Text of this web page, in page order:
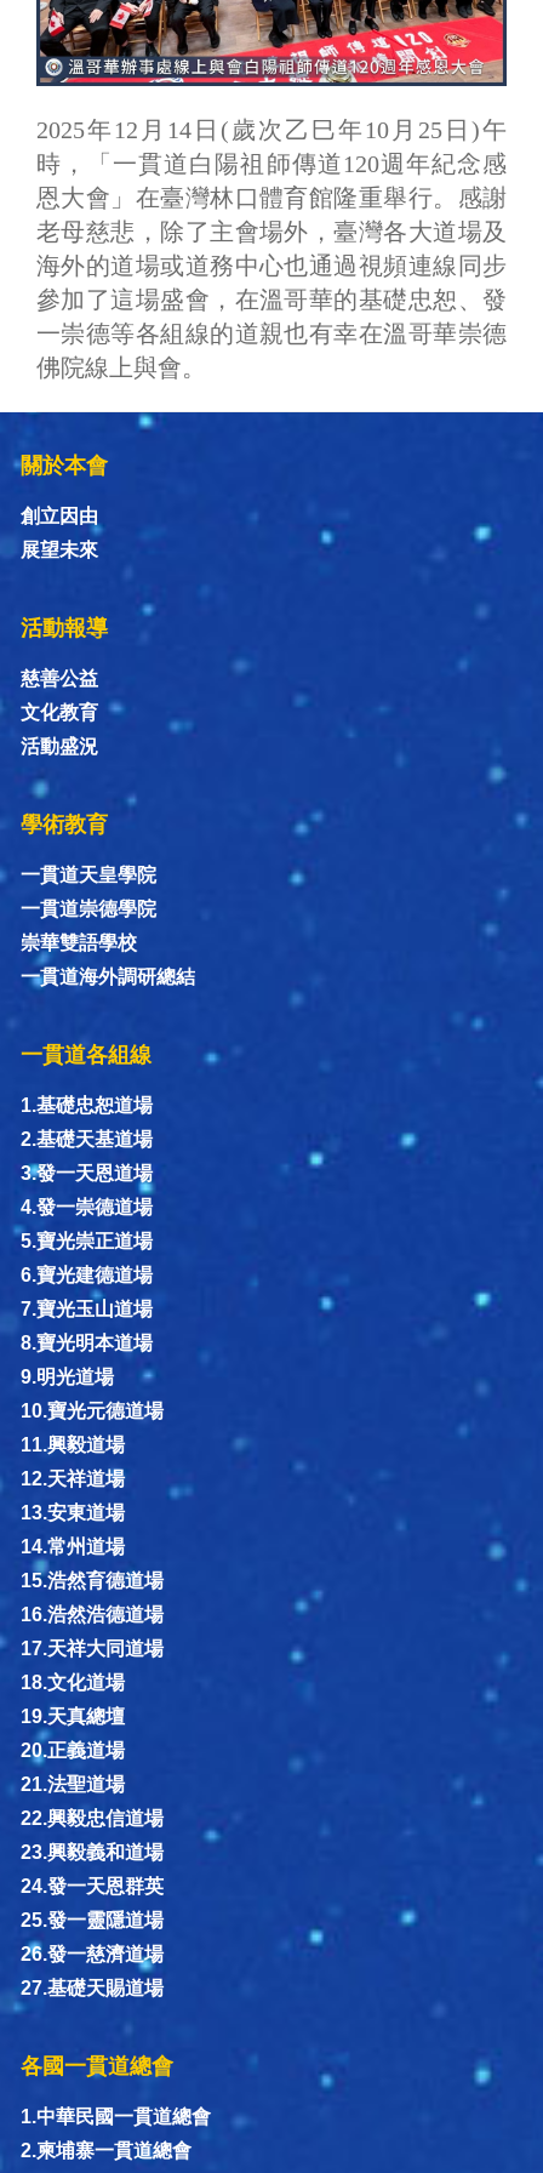
2025年12月14日(歲次乙巳年10月25日)午
時，「一貫道白陽祖師傳道120週年紀念感
恩大會」在臺灣林口體育館隆重舉行。感謝
老母慈悲，除了主會場外，臺灣各大道場及
海外的道場或道務中心也通過視頻連線同步
參加了這場盛會，在溫哥華的基礎忠恕、發
一崇德等各組線的道親也有幸在溫哥華崇德
佛院線上與會。
關於本會
創立因由
展望未來
活動報導
慈善公益
文化教育
活動盛況
學術教育
一貫道天皇學院
一貫道崇德學院
崇華雙語學校
一貫道海外調研總結
一貫道各組線
1.基礎忠恕道場
2.基礎天基道場
3.發一天恩道場
4.發一崇德道場
5.寶光崇正道場
6.寶光建德道場
7.寶光玉山道場
8.寶光明本道場
9.明光道場
10.寶光元德道場
11.興毅道場
12.天祥道場
13.安東道場
14.常州道場
15.浩然育德道場
16.浩然浩德道場
17.天祥大同道場
18.文化道場
19.天真總壇
20.正義道場
21.法聖道場
22.興毅忠信道場
23.興毅義和道場
24.發一天恩群英
25.發一靈隱道場
26.發一慈濟道場
27.基礎天賜道場
各國一貫道總會
1.中華民國一貫道總會
2.柬埔寨一貫道總會